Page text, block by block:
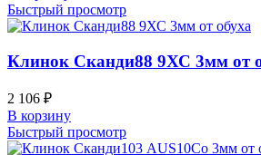
Быстрый просмотр
Клинок Сканди88 9ХС 3мм от
2 106 ₽
В корзину
Быстрый просмотр